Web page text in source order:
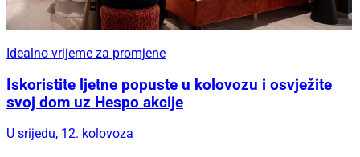
Idealno vrijeme za promjene
Iskoristite ljetne popuste u kolovozu i osvježite
svoj dom uz Hespo akcije
U srijedu, 12. kolovoza